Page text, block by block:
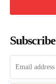
Subscribe